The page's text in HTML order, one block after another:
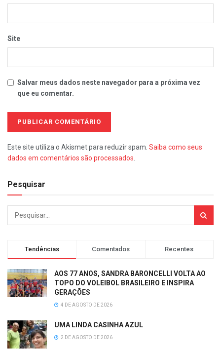
Site
Salvar meus dados neste navegador para a próxima vez
que eu comentar.
Este site utiliza o Akismet para reduzir spam. Saiba como seus
dados em comentários são processados
Pesquisar
Tendências Comentados Recentes
AOS 77 ANOS, SANDRA BARONCELLI VOLTA AO
TOPO DO VOLEIBOL BRASILEIRO E INSPIRA
GERAÇÕES
4 DE AGOSTO DE 2026
UMA LINDA CASINHA AZUL
2 DE AGOSTO DE 2026